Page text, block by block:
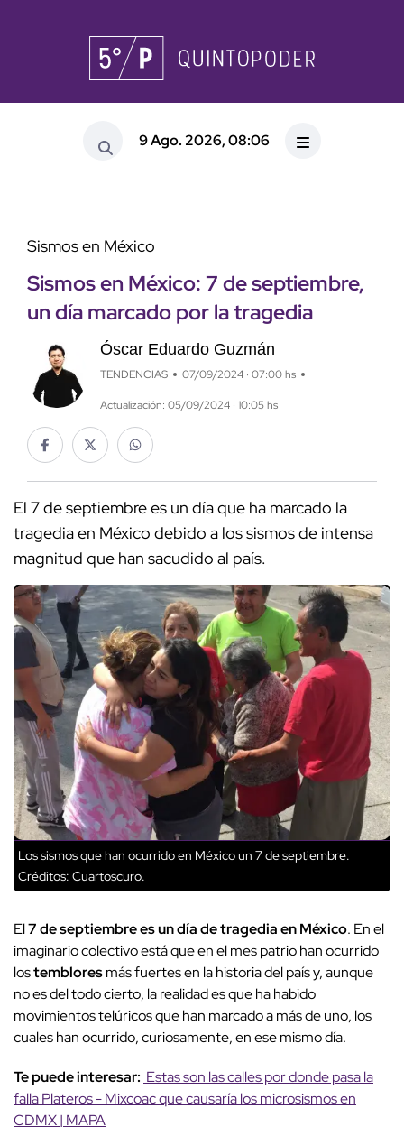
9 Ago. 2026, 08:06
Sismos en México
Sismos en México: 7 de septiembre,
un día marcado por la tragedia
Óscar Eduardo Guzmán
TENDENCIAS 07/09/2024 · 07:00 hs
Actualización: 05/09/2024 · 10:05 hs
El 7 de septiembre es un día que ha marcado la
tragedia en México debido a los sismos de intensa
magnitud que han sacudido al país.
Los sismos que han ocurrido en México un 7 de septiembre.
Créditos: Cuartoscuro.
El7 de septiembre es un día de tragedia en México. En el
imaginario colectivo está que en el mes patrio han ocurrido
lostembloresmás fuertes en la historia del país y, aunque
no es del todo cierto, la realidad es que ha habido
movimientos telúricos que han marcado a más de uno, los
cuales han ocurrido, curiosamente, en ese mismo día.
Te puede interesar: Estas son las calles por donde pasa la
falla Plateros - Mixcoac que causaría los microsismos en
CDMX | MAPA